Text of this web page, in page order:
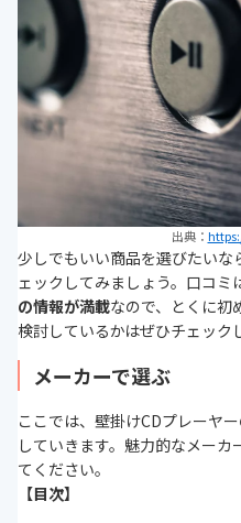
出典：
少しでもいい商品を選びたい
ェックしてみましょう。口コミ
の情報が満載なので、とくに初
検討しているかはぜひチェック
メーカーで選ぶ
ここでは、壁掛けCDプレーヤ
していきます。魅力的なメー
てください。
【目次】